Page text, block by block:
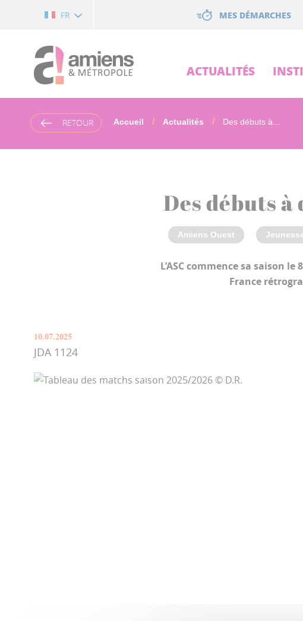
FR MES DÉMARCHES
ACTUALITÉS
RETOUR Accueil Actualités Des débuts à...
Des débuts
Amiens Ouest
L’ASC commence sa saison
France
10.07.2025
JDA 1124